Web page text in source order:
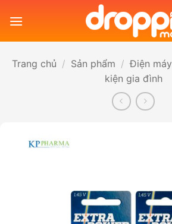
qua
Trang chủ / Sản phẩm / Điện máy
kiện gia đình